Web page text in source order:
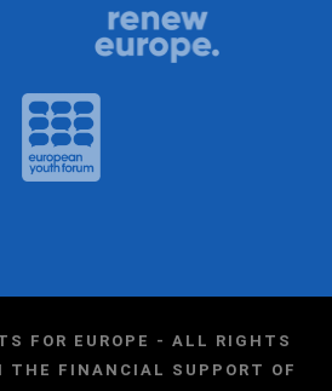
FOR EUROPE - ALL RIGHTS
THE FINANCIAL SUPPORT OF